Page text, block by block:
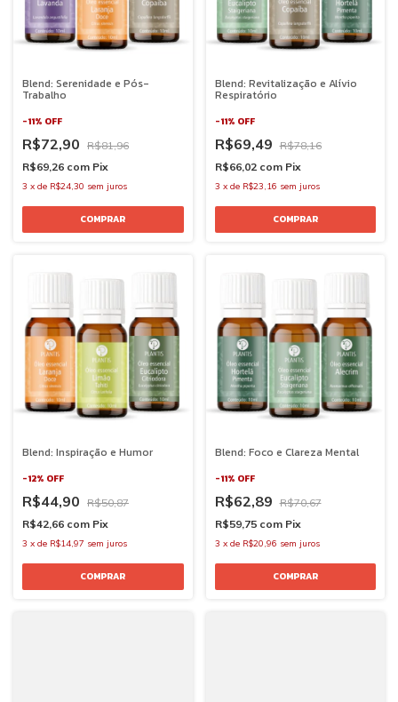
Blend: Serenidade e Pós-
Trabalho
-11% OFF
R$72,90 R$81,96
R$69,26 com Pix
3 x de R$24,30 sem juros
Blend: Revitalização e Alívio
Respiratório
-11% OFF
R$69,49 R$78,16
R$66,02 com Pix
3 x de R$23,16 sem juros
Blend: Inspiração e Humor
-12% OFF
R$44,90 R$50,87
R$42,66 com Pix
3 x de R$14,97 sem juros
Blend: Foco e Clareza Mental
-11% OFF
R$62,89 R$70,67
R$59,75 com Pix
3 x de R$20,96 sem juros